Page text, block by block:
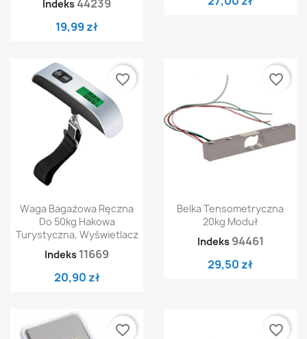
Indeks 44239
19,99 zł
Waga Bagażowa Ręczna
Do 50kg Hakowa
Turystyczna, Wyświetlacz
Indeks 11669
20,90 zł
favorite_border
Belka Tensometryczna
20kg Moduł
Indeks 94461
29,50 zł
favorite_border
favorite_border favorite_border